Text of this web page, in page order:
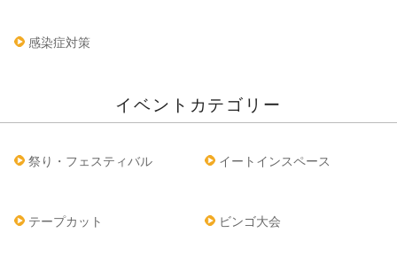
感染症対策
イベントカテゴリー
祭り・フェスティバル イートインスペース
テープカット ビンゴ大会